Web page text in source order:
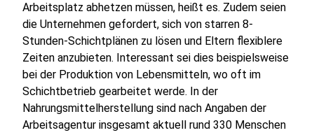
Arbeitsplatz abhetzen müssen, heißt es. Zudem seien
die Unternehmen gefordert, sich von starren 8-
Stunden-Schichtplänen zu lösen und Eltern flexiblere
Zeiten anzubieten. Interessant sei dies beispielsweise
bei der Produktion von Lebensmitteln, wo oft im
Schichtbetrieb gearbeitet werde. In der
Nahrungsmittelherstellung sind nach Angaben der
Arbeitsagentur insgesamt aktuell rund 330 Menschen